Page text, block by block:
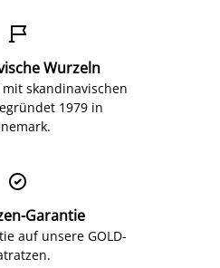

Wurzeln
skandinavischen
1979 in

Garantie
auf unsere GOLD-